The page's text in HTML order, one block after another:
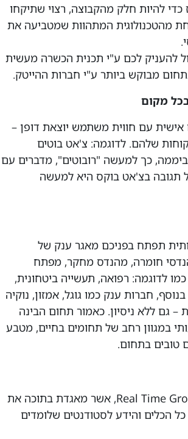
אז כדי להיות חלק מהקבוצה, רצוי שתיקחו
מהטכנולוגית המתהוות שמטביעה את
להעניק לכם ע"י תכנית הכשרה מעשית
מבוקש ביותר ע"י חברות ההייטק.
עם חווית משתמש יוצאת דופן –
שלהם. לדוגמה: צ'אט בוטים
לקוחות דרך האתר 24/7 שעות ביממה, כך למעשה "רובוטים", מדברים עם
תגובה בצ'אט בוקס היא למעשה
תפתח בפניכם מאגר ענק של
חומרה, מהנדס מחקר, מפתח
לדוגמה: רפואה, תעשייה ביטחונית,
חברות ענק כמו גוגל, אמזון, נוקיה
גם ללא ניסיון. כאמור תחום הבינה
במגוון רחב של תחומים בחיים, מטבע
טובים בתחום.
Real Time College הינה חטיבת ההדרכה של Real Time Group, אשר מאגדת בתוכה את
הכלים והידע לסטודנטים שלומדים